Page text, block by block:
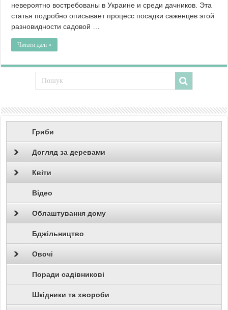
невероятно востребованы в Украине и среди дачников. Эта
статья подробно описывает процесс посадки саженцев этой
разновидности садовой …
Читати далі »
Гриби
Догляд за деревами
Квіти
Відео
Облаштування дому
Бджільництво
Овочі
Поради садівникові
Шкідники та хвороби